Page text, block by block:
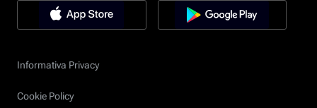
Informativa Privacy
Cookie Policy